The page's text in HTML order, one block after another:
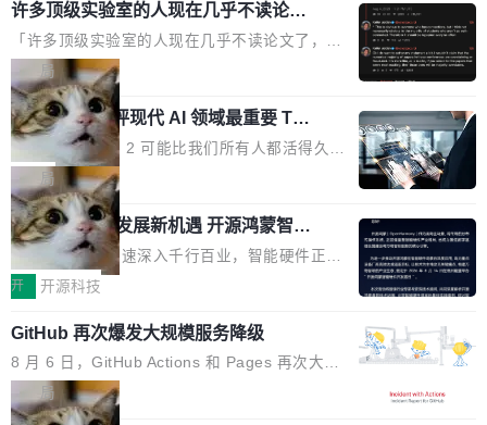
许多顶级实验室的人现在几乎不读论文
了
「许多顶级实验室的人现在几乎不读论文了，而
且他们认为 ICLR/ICML/NeurIPS 充斥着大量过
度宣传和欺诈。」 OpenAI 研究员 Keller Jorda
n 这条推文引发了广泛讨论。他不是在说风凉
话，他是说出了一个圈内人尽皆知但很少公开捅
破的事实。 Jordan 随后补充了一句软化声明：
「我不认为这些会议上大部分论文都在过度宣传
或造假。问题是，作为读者，如果你筛选出那些
看起来最令人兴奋的论文，那它们大部分都是过
度宣传的。」 这才是真正的痛点。不是所有论文
都有问题，是最吸引眼球的那批论文最有问题。
他引用的帖子来自 Mathew Shen，一位 ICLR 2
026 的读者：「看了篇 ...
局
xAI 前工程师评现代 AI 领域最重要 Top
3 开源项目
Flash Attention 2 可能比我们所有人都活得久。
这句话不是来自某个技术博客，而是出自 Hieu
Pham 的一条推文。Hieu Pham 是谁？他是 xAI
的早期工程师之一，在 Grok 训练基础设施团队
工作过。近日他在 X 上发了一条帖子，列出了他
认为现代 AI 领域最重要的三个开源项目。 第一
个名字毫无悬念：Flash Attention 2。 Hieu 的
理由很具体。FA 系列不需要解释，但 FA2 是他
认为最重要的一个——复杂度恰到好处，刚好能
驱动你去学 CuTe，但还没被那些"邪恶的" Hopp
er++ 优化所淹没，足够容易修改和适配。 更关
局
共商智能硬件发展新机遇 开源鸿蒙智能
硬件开发者日杭州站即将举行
随着万物智联加速深入千行百业，智能硬件正从
单点设备迈向智能化、网联化、协同化发展。作
鸿蒙通过统一技术底座和分布式能力，为不同类
型智能设备的开发、连接与互联提供关键支撑，
也为产业链企业探索产品创新与商业增长打开新
的空间。 8月14日，开源鸿蒙智能硬件开发者日
开 开源科技
GitHub 再次爆发大规模服务降级
8 月 6 日，GitHub Actions 和 Pages 再次大规
模服务降级，Actions 完全不可用超过 5 小时，
webhook 停发，连自托管 runner 也因调度层故
局